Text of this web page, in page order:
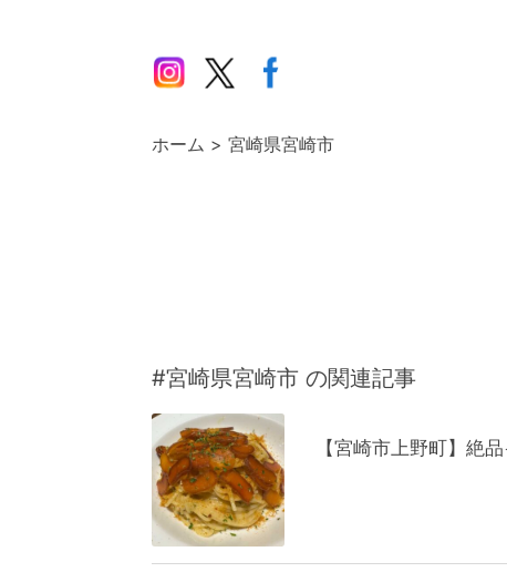
ホーム 宮崎県宮崎市
#宮崎県宮崎市 の関連記事
【宮崎市上野町】絶